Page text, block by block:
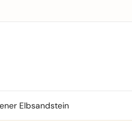
Elbsandstein